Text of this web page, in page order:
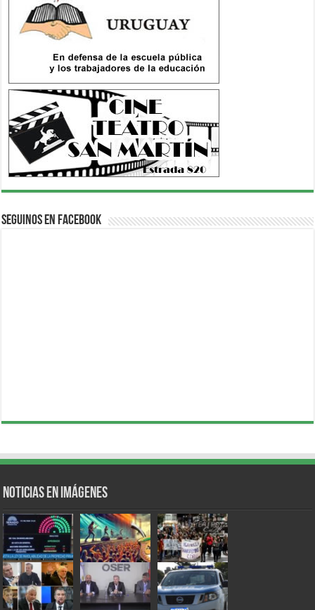
Seguinos en Facebook
Noticias en Imágenes